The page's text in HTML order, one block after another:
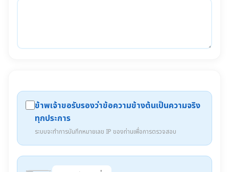
ข้าพเจ้าขอรับรองว่าข้อความข้างต้นเป็นความจริง
ทุกประการ
ระบบจะทำการบันทึกหมายเลข IP ของท่านเพื่อการตรวจสอบ